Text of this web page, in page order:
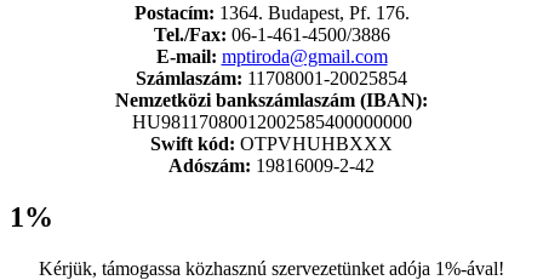
Postacím: 1364. Budapest, Pf. 176.
Tel./Fax: 06-1-461-4500/3886
E-mail: mptiroda@gmail.com
Számlaszám: 11708001-20025854
Nemzetközi bankszámlaszám (IBAN):
HU98117080012002585400000000
Swift kód: OTPVHUHBXXX
Adószám: 19816009-2-42
1%
Kérjük, támogassa közhasznú szervezetünket adója 1%-ával!